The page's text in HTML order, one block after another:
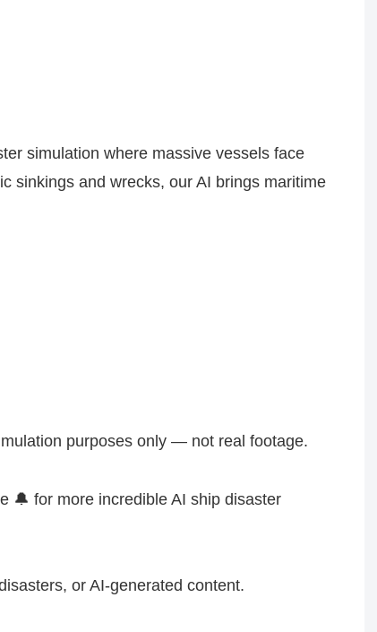
simulation where massive vessels face
sinkings and wrecks, our AI brings maritime
purposes only — not real footage.
🔔 for more incredible AI ship disaster
or AI-generated content.